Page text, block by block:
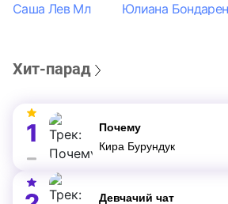
Саша Лев Мл
Хит-парад
1
Почему
Кира Бурундук
Девчачий чат